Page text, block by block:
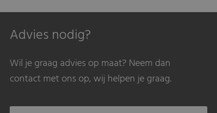
Advies nodig?
Wil je graag advies op maat? Neem dan
contact met ons op, wij helpen je graag.